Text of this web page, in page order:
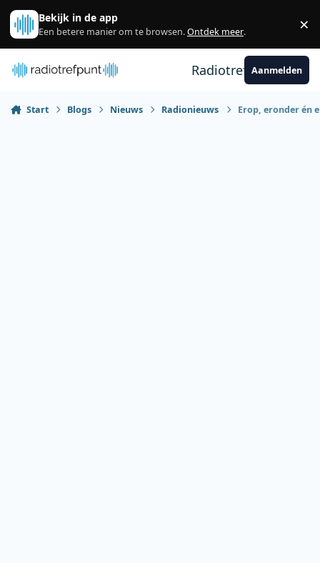
Spring naar bijdragen
Bekijk in de app
Een betere manier om te browsen.Ontdek meer. ×
RadiotrefpuntAanmelden
Start Blogs Nieuws Radionieuws Erop, eronder én